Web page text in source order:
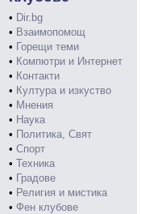
• Dir.bg
• Взаимопомощ
• Горещи теми
• Компютри и Интернет
• Контакти
• Култура и изкуство
• Мнения
• Наука
• Политика, Свят
• Спорт
• Техника
• Градове
• Религия и мистика
• Фен клубове